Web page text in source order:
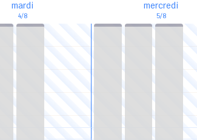
mardi
4/8
mercredi
5/8